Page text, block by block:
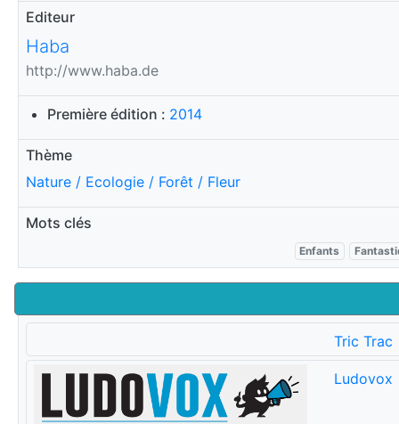
Editeur
Haba
http://www.haba.de
Première édition : 2014
Thème
Nature / Ecologie / Forêt / Fleur
Mots clés
Enfants
Tric Trac
Ludovox